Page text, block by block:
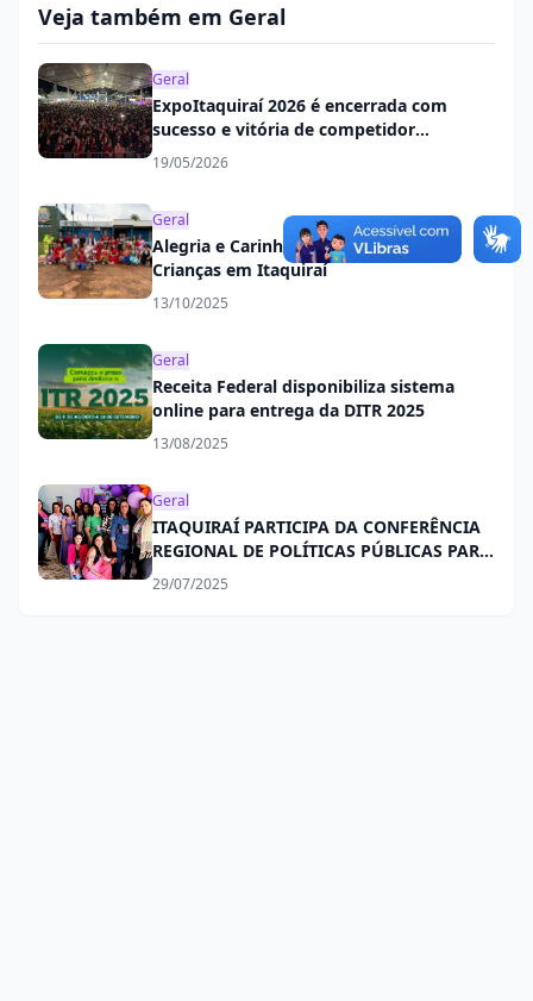
Veja também em Geral
Geral
ExpoItaquiraí 2026 é encerrada com
sucesso e vitória de competidor
itaquiraiense
19/05/2026
Geral
Alegria e Carinho Marcam o Dia das
Crianças em Itaquiraí
13/10/2025
Geral
Receita Federal disponibiliza sistema
online para entrega da DITR 2025
13/08/2025
Geral
ITAQUIRAÍ PARTICIPA DA CONFERÊNCIA
REGIONAL DE POLÍTICAS PÚBLICAS PARA
MULHERES EM ELDORADO
29/07/2025